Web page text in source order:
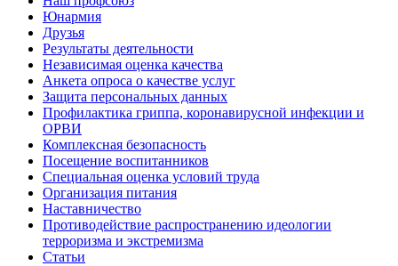
Юнармия
Друзья
Результаты деятельности
Независимая оценка качества
Анкета опроса о качестве услуг
Защита персональных данных
Профилактика гриппа, коронавирусной инфекции и
ОРВИ
Комплексная безопасность
Посещение воспитанников
Специальная оценка условий труда
Организация питания
Наставничество
Противодействие распространению идеологии
терроризма и экстремизма
Статьи